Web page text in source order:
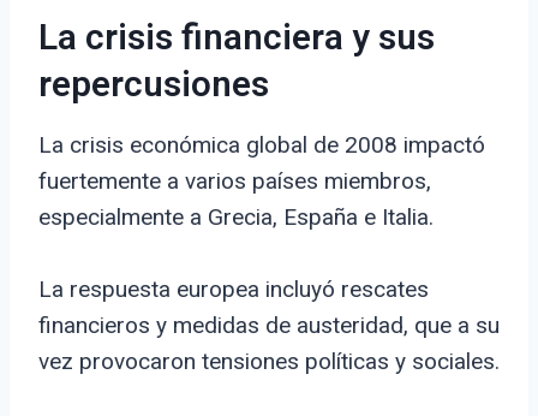
La crisis financiera y sus
repercusiones
La crisis económica global de 2008 impactó
fuertemente a varios países miembros,
especialmente a Grecia, España e Italia.
La respuesta europea incluyó rescates
financieros y medidas de austeridad, que a su
vez provocaron tensiones políticas y sociales.